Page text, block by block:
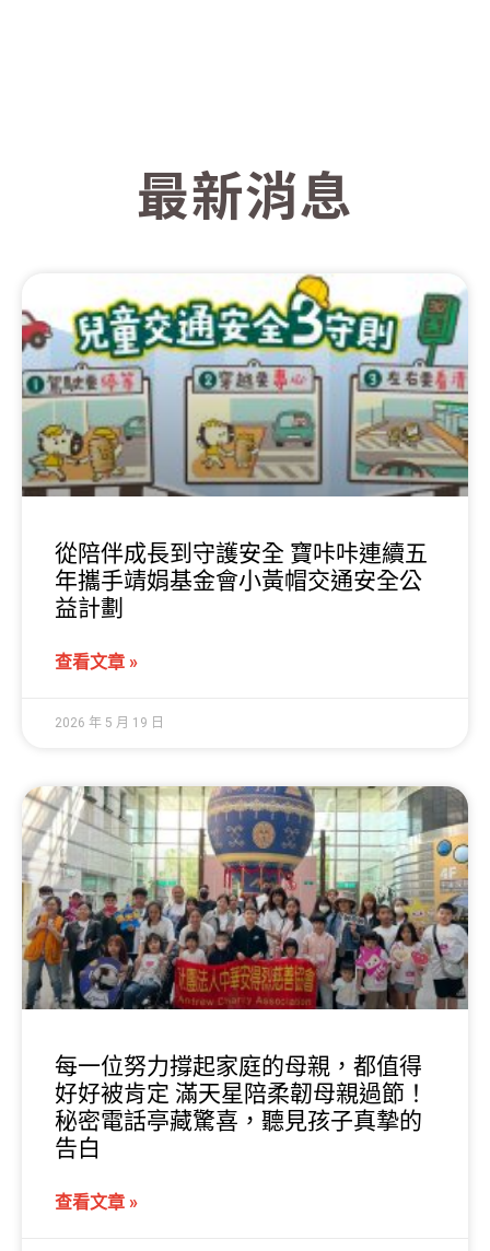
最新消息
從陪伴成長到守護安全 寶咔咔連續五
年攜手靖娟基金會小黃帽交通安全公
益計劃
查看文章 »
2026 年 5 月 19 日
每一位努力撐起家庭的母親，都值得
好好被肯定 滿天星陪柔韌母親過節！
秘密電話亭藏驚喜，聽見孩子真摯的
告白
查看文章 »